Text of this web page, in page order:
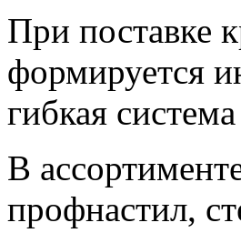
При поставке
формируется
гибкая
В
профнастил,